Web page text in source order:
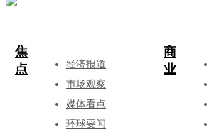
焦
点
经济报道
市场观察
媒体看点
环球要闻
商
业